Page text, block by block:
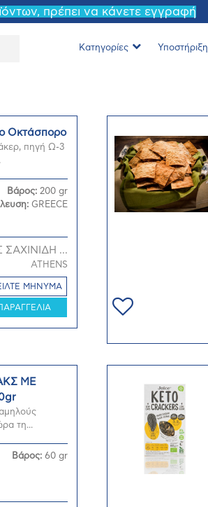
πρέπει να κάνετε εγγραφή
Κατηγορίες Υποστήριξη
Οκτάσπορο
πηγή Ω-3
Βάρος:200 gr
GREECE
...
ATHENS
ΜΗΝΥΜΑ
ΜΕ
τη...
Βάρος:60 gr